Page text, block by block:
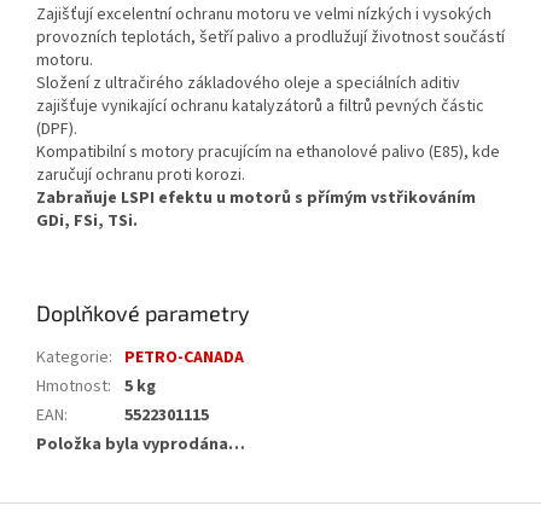
Zajišťují excelentní ochranu motoru ve velmi nízkých i vysokých
provozních teplotách, šetří palivo a prodlužují životnost součástí
motoru.
Složení z ultračirého základového oleje a speciálních aditiv
zajišťuje vynikající ochranu katalyzátorů a filtrů pevných částic
(DPF).
Kompatibilní s motory pracujícím na ethanolové palivo (E85), kde
zaručují ochranu proti korozi.
Zabraňuje LSPI efektu u motorů s přímým vstřikováním
GDi, FSi, TSi.
Doplňkové parametry
Kategorie: PETRO-CANADA
Hmotnost: 5 kg
EAN:
5522301115
Položka byla vyprodána…